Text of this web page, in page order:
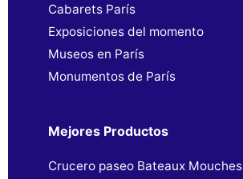
Cabarets París
Exposiciones del momento
Museos en París
Monumentos de París
Mejores Productos
Crucero paseo Bateaux Mouches